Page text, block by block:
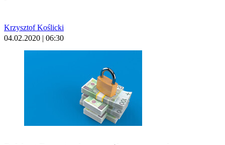
Krzysztof Koślicki
04.02.2020 | 06:30